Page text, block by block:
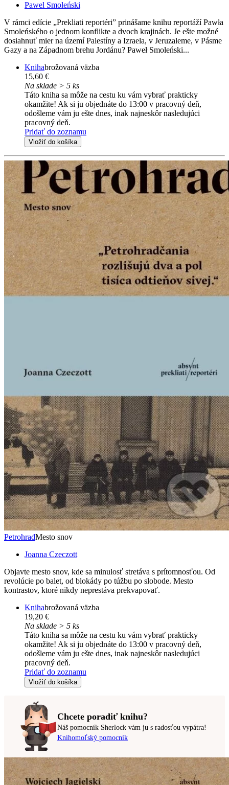
Pawel Smoleński
V rámci edície „Prekliati reportéri” prinášame knihu reportáží Pawła
Smoleńského o jednom konflikte a dvoch krajinách. Je ešte možné
dosiahnuť mier na území Palestíny a Izraela, v Jeruzaleme, v Pásme
Gazy a na Západnom brehu Jordánu? Paweł Smoleński...
Knihabrožovaná väzba
15,60 €
Na sklade > 5 ks
Táto kniha sa môže na cestu ku vám vybrať prakticky
okamžite! Ak si ju objednáte do 13:00 v pracovný deň,
odošleme vám ju ešte dnes, inak najneskôr nasledujúci
pracovný deň.
Pridať do zoznamu
Vložiť do košíka
PetrohradMesto snov
Joanna Czeczott
Objavte mesto snov, kde sa minulosť stretáva s prítomnosťou. Od
revolúcie po balet, od blokády po túžbu po slobode. Mesto
kontrastov, ktoré nikdy neprestáva prekvapovať.
Knihabrožovaná väzba
19,20 €
Na sklade > 5 ks
Táto kniha sa môže na cestu ku vám vybrať prakticky
okamžite! Ak si ju objednáte do 13:00 v pracovný deň,
odošleme vám ju ešte dnes, inak najneskôr nasledujúci
pracovný deň.
Pridať do zoznamu
Vložiť do košíka
Chcete poradiť knihu?
Náš pomocník Sherlock vám ju s radosťou vypátra!
Knihomoľský pomocník